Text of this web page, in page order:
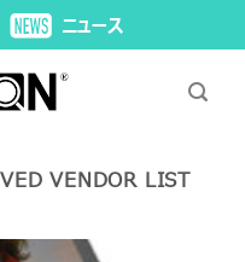
VENDOR LIST